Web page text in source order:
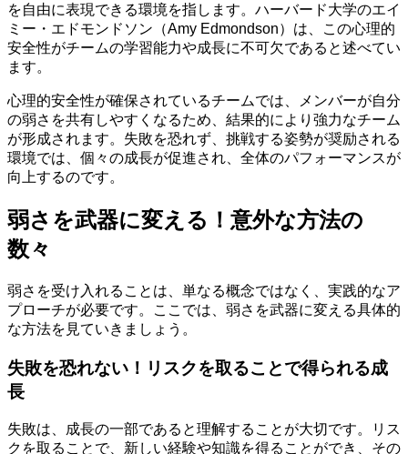
を自由に表現できる環境を指します。ハーバード大学のエイ
ミー・エドモンドソン（Amy Edmondson）は、この心理的
安全性がチームの学習能力や成長に不可欠であると述べてい
ます。
心理的安全性が確保されているチームでは、メンバーが自分
の弱さを共有しやすくなるため、結果的により強力なチーム
が形成されます。失敗を恐れず、挑戦する姿勢が奨励される
環境では、個々の成長が促進され、全体のパフォーマンスが
向上するのです。
弱さを武器に変える！意外な方法の
数々
弱さを受け入れることは、単なる概念ではなく、実践的なア
プローチが必要です。ここでは、弱さを武器に変える具体的
な方法を見ていきましょう。
失敗を恐れない！リスクを取ることで得られる成
長
失敗は、成長の一部であると理解することが大切です。リス
クを取ることで、新しい経験や知識を得ることができ、その